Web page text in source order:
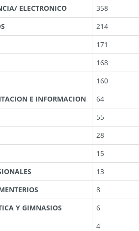
ELECTRONICO
358
214
171
168
160
E INFORMACION
64
55
28
15
13
8
Y GIMNASIOS
6
4